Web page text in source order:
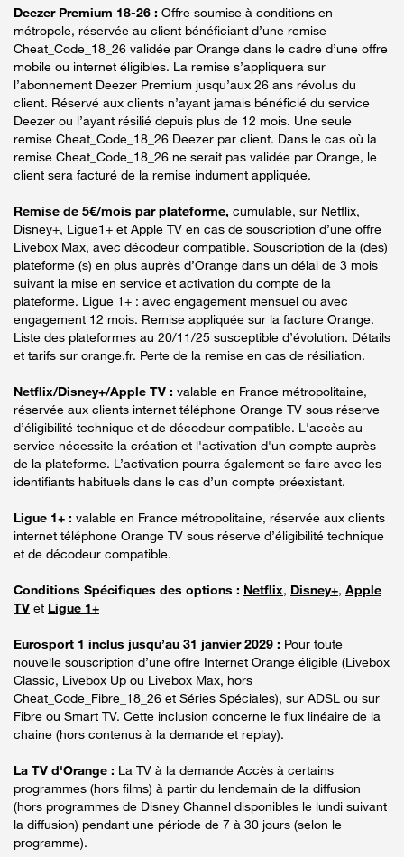
Deezer Premium 18-26 : Offre soumise à conditions en
métropole, réservée au client bénéficiant d’une remise
Cheat_Code_18_26 validée par Orange dans le cadre d’une offre
mobile ou internet éligibles. La remise s’appliquera sur
l’abonnement Deezer Premium jusqu’aux 26 ans révolus du
client. Réservé aux clients n’ayant jamais bénéficié du service
Deezer ou l’ayant résilié depuis plus de 12 mois. Une seule
remise Cheat_Code_18_26 Deezer par client. Dans le cas où la
remise Cheat_Code_18_26 ne serait pas validée par Orange, le
client sera facturé de la remise indument appliquée.
Remise de 5€/mois par plateforme, cumulable, sur Netflix,
Disney+, Ligue1+ et Apple TV en cas de souscription d’une offre
Livebox Max, avec décodeur compatible. Souscription de la (des)
plateforme (s) en plus auprès d’Orange dans un délai de 3 mois
suivant la mise en service et activation du compte de la
plateforme. Ligue 1+ : avec engagement mensuel ou avec
engagement 12 mois. Remise appliquée sur la facture Orange.
Liste des plateformes au 20/11/25 susceptible d’évolution. Détails
et tarifs sur orange.fr. Perte de la remise en cas de résiliation.
Netflix/Disney+/Apple TV : valable en France métropolitaine,
réservée aux clients internet téléphone Orange TV sous réserve
d’éligibilité technique et de décodeur compatible. L'accès au
service nécessite la création et l'activation d'un compte auprès
de la plateforme. L’activation pourra également se faire avec les
identifiants habituels dans le cas d’un compte préexistant.
Ligue 1+ : valable en France métropolitaine, réservée aux clients
internet téléphone Orange TV sous réserve d’éligibilité technique
et de décodeur compatible.
Conditions Spécifiques des options : Netflix, Disney+, Apple
TV et Ligue 1+
Eurosport 1 inclus jusqu’au 31 janvier 2029 : Pour toute
nouvelle souscription d’une offre Internet Orange éligible (Livebox
Classic, Livebox Up ou Livebox Max, hors
Cheat_Code_Fibre_18_26 et Séries Spéciales), sur ADSL ou sur
Fibre ou Smart TV. Cette inclusion concerne le flux linéaire de la
chaine (hors contenus à la demande et replay).
La TV d'Orange : La TV à la demande Accès à certains
programmes (hors films) à partir du lendemain de la diffusion
(hors programmes de Disney Channel disponibles le lundi suivant
la diffusion) pendant une période de 7 à 30 jours (selon le
programme).